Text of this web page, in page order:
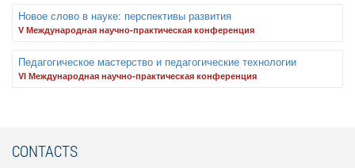
Новое слово в науке: перспективы развития
V Международная научно-практическая конференция
Педагогическое мастерство и педагогические технологии
VI Международная научно-практическая конференция
CONTACTS